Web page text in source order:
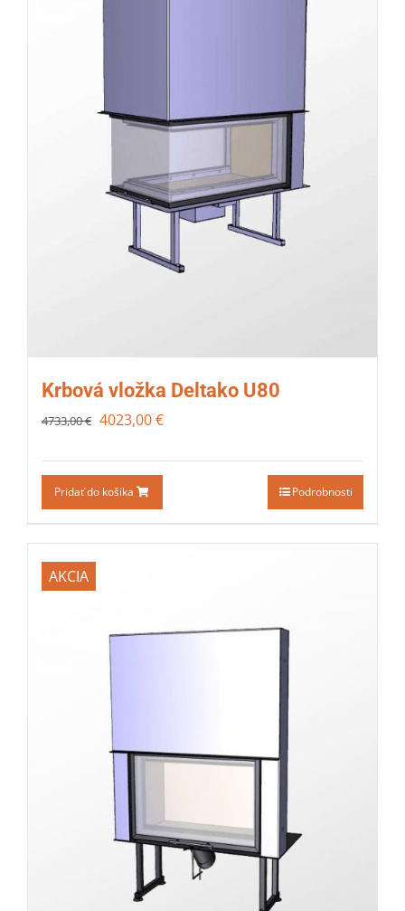
Krbová vložka Deltako U80
4733,00€ 4023,00€
Pridať do košíka Podrobnosti
AKCIA